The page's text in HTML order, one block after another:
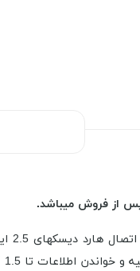
از فروش میباشد.